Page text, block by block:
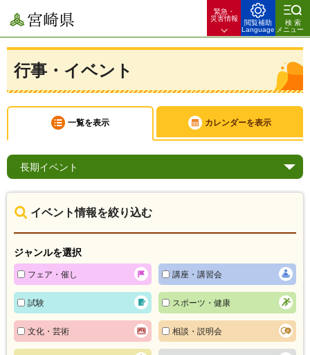
宮崎県
緊急・
災害情報
閲覧補助
Language
検索
メニュー
行事・イベント
一覧を表示 カレンダーを表示
長期イベント
イベント情報を絞り込む
ジャンルを選択
フェア・催し 講座・講習会
試験 スポーツ・健康
文化・芸術 相談・説明会